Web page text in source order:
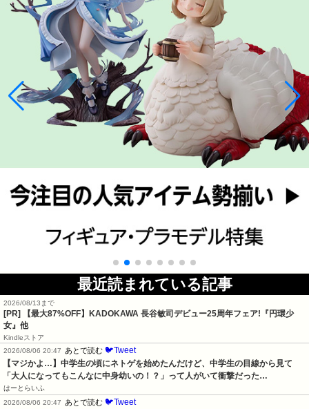
最近読まれている記事
2026/08/13まで
[PR] 【最大87%OFF】KADOKAWA 長谷敏司デビュー25周年フェア!『円環少
女』他
Kindleストア
2026/08/06 20:47
あとで読む 🐦Tweet
【マジかよ…】中学生の頃にネトゲを始めたんだけど、中学生の目線から見て
「大人になってもこんなに中身幼いの！？」って人がいて衝撃だった…
はーとらいふ
2026/08/06 20:47
あとで読む 🐦Tweet